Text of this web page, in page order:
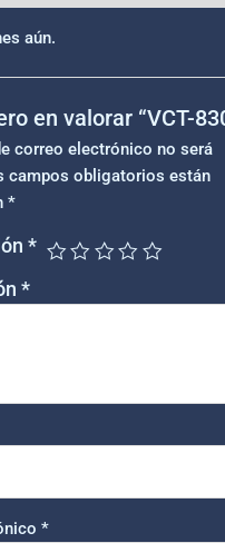
aún.
en valorar “VCT-
correo electrónico no será
campos obligatorios están
*
*
*
*